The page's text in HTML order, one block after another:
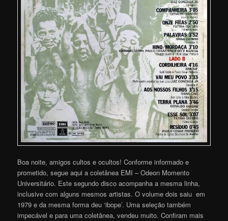
Boa noite, amigos cultos e ocultos! Conforme informado e
prometido, segue aqui a coletânea EMI – Odeon Momento
Universitário. Este segundo disco acompanha a mesma linha,
inclusive com alguns mesmos artistas. O volume dois saiu em
1979 e da mesma forma deu ‘ibope’. Uma seleção também
impecável e para uma coletânea, vendeu muito. Confiram mais